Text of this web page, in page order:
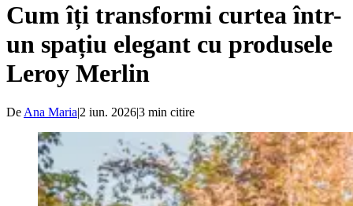
Cum îți transformi curtea într-
un spațiu elegant cu produsele
Leroy Merlin
De Ana Maria|2 iun. 2026|3 min citire